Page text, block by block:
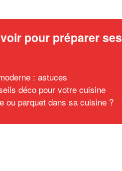
pour préparer ses
: astuces
déco pour votre cuisine
ou parquet dans sa cuisine ?